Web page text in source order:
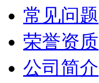
常见问题
荣誉资质
公司简介